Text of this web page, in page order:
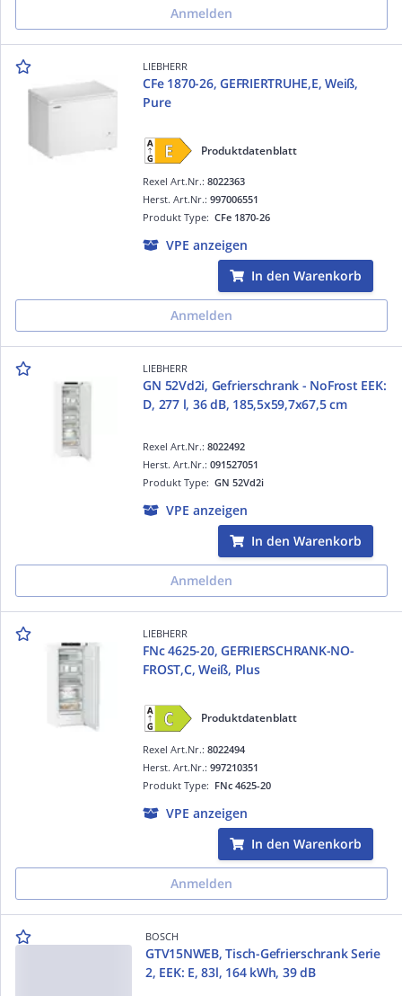
Anmelden
LIEBHERR
CFe 1870-26, GEFRIERTRUHE,E, Weiß,
Pure
Produktdatenblatt
Rexel Art.Nr.:8022363
Produkt Type:CFe 1870-26
Herst. Art.Nr.:997006551
VPE anzeigen
In den Warenkorb
Anmelden
LIEBHERR
GN 52Vd2i, Gefrierschrank - NoFrost EEK:
D, 277 l, 36 dB, 185,5x59,7x67,5 cm
Rexel Art.Nr.:8022492
Produkt Type:GN 52Vd2i
Herst. Art.Nr.:091527051
VPE anzeigen
In den Warenkorb
Anmelden
LIEBHERR
FNc 4625-20, GEFRIERSCHRANK-NO-
FROST,C, Weiß, Plus
Produktdatenblatt
Rexel Art.Nr.:8022494
Produkt Type: FNc 4625-20
Herst. Art.Nr.:997210351
VPE anzeigen
In den Warenkorb
Anmelden
BOSCH
GTV15NWEB, Tisch-Gefrierschrank Serie
2, EEK: E, 83l, 164 kWh, 39 dB